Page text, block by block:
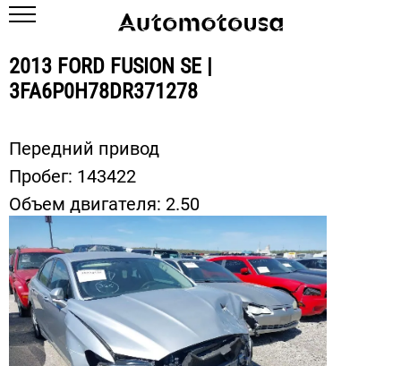
2013 FORD FUSION SE |
3FA6P0H78DR371278
Передний привод
Пробег: 143422
Объем двигателя: 2.50